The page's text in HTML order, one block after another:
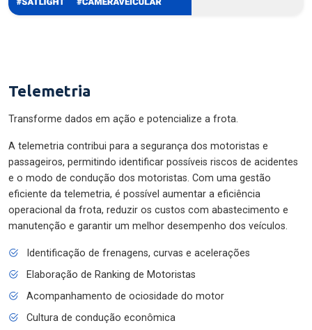
Telemetria
Transforme dados em ação e potencialize a frota.
A telemetria contribui para a segurança dos motoristas e
passageiros, permitindo identificar possíveis riscos de acidentes
e o modo de condução dos motoristas. Com uma gestão
eficiente da telemetria, é possível aumentar a eficiência
operacional da frota, reduzir os custos com abastecimento e
manutenção e garantir um melhor desempenho dos veículos.
Identificação de frenagens, curvas e acelerações
Elaboração de Ranking de Motoristas
Acompanhamento de ociosidade do motor
Cultura de condução econômica